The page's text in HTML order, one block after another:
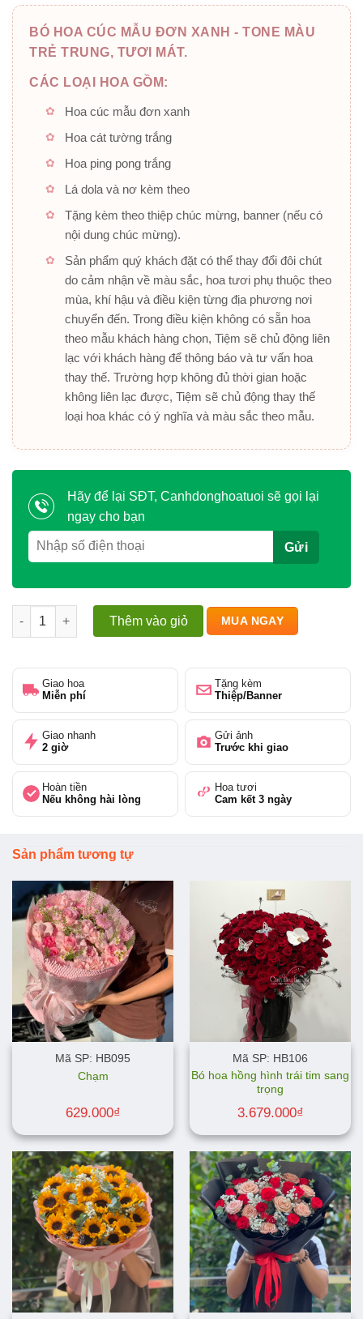
BÓ HOA CÚC MẪU ĐƠN XANH - TONE MÀU
TRẺ TRUNG, TƯƠI MÁT.
CÁC LOẠI HOA GỒM:
Hoa cúc mẫu đơn xanh
Hoa cát tường trắng
Hoa ping pong trắng
Lá dola và nơ kèm theo
Tặng kèm theo thiệp chúc mừng, banner (nếu có
nội dung chúc mừng).
Sản phẩm quý khách đặt có thể thay đổi đôi chút
do cảm nhận về màu sắc, hoa tươi phụ thuộc theo
mùa, khí hậu và điều kiện từng địa phương nơi
chuyển đến. Trong điều kiện không có sẵn hoa
theo mẫu khách hàng chọn, Tiệm sẽ chủ động liên
lạc với khách hàng để thông báo và tư vấn hoa
thay thế. Trường hợp không đủ thời gian hoặc
không liên lạc được, Tiệm sẽ chủ động thay thế
loại hoa khác có ý nghĩa và màu sắc theo mẫu.
Hãy để lại SĐT, Canhdonghoatuoi sẽ gọi lại
ngay cho bạn
Bó hoa cúc mẫu đơn xanh - tone màu trẻ trung, tươi mát số
Thêm vào giỏ MUA NGAY
Giao hoa
Miễn phí
Tặng kèm
Thiệp/Banner
Giao nhanh
2 giờ
Gửi ảnh
Trước khi giao
Hoàn tiền
Nếu không hài lòng
Hoa tươi
Cam kết 3 ngày
Sản phẩm tương tự
Mã SP: HB095
Chạm
629.000₫
Mã SP: HB106
Bó hoa hồng hình trái tim sang
trọng
3.679.000₫